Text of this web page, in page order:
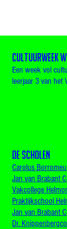
CULTUURWEEK
Een week vol
leerjaar 3 van het
De scholen
Carolus
Jan van Brabant
Vakcollege
Praktijkschool
Jan van Brabant
Dr.